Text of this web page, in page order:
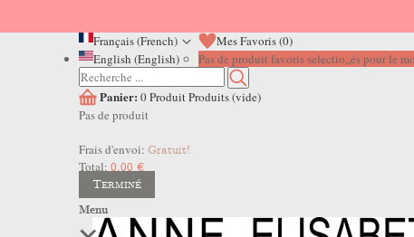
Français (French)
English (English)
Mes Favoris (0)
Pas de produit favoris selectio,,és pour le
Panier: 0ProduitProduits(vide)
Pas de produit
Frais d'envoi: Gratuit!
Total: 0,00 €
Terminé
Menu